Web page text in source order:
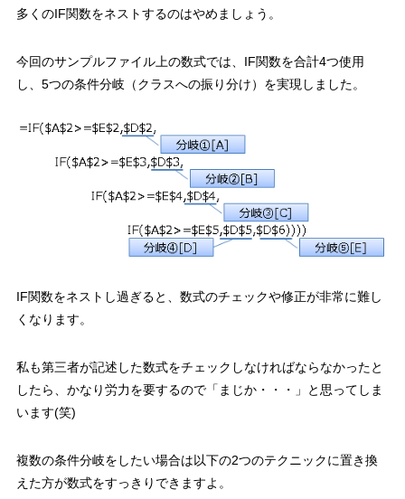
多くのIF関数をネストするのはやめましょう。
今回のサンプルファイル上の数式では、IF関数を合計4つ使用
し、5つの条件分岐（クラスへの振り分け）を実現しました。
IF関数をネストし過ぎると、数式のチェックや修正が非常に難し
くなります。
私も第三者が記述した数式をチェックしなければならなかったと
したら、かなり労力を要するので「まじか・・・」と思ってしま
います(笑)
複数の条件分岐をしたい場合は以下の2つのテクニックに置き換
えた方が数式をすっきりできますよ。